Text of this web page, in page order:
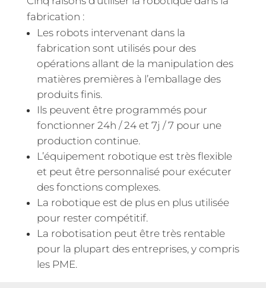
fabrication :
Les robots intervenant dans la
fabrication sont utilisés pour des
opérations allant de la manipulation des
matières premières à l’emballage des
produits finis.
Ils peuvent être programmés pour
fonctionner 24h / 24 et 7j / 7 pour une
production continue.
L’équipement robotique est très flexible
et peut être personnalisé pour exécuter
des fonctions complexes.
La robotique est de plus en plus utilisée
pour rester compétitif.
La robotisation peut être très rentable
pour la plupart des entreprises, y compris
les PME.